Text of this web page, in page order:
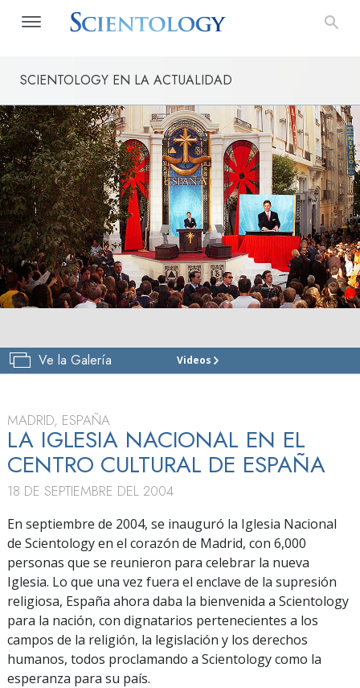
SCIENTOLOGY EN LA ACTUALIDAD
Ve la Galería Videos
IGLESIA
VISITAR
MADRID, ESPAÑA
LA IGLESIA NACIONAL EN EL
CENTRO CULTURAL DE ESPAÑA
18 DE SEPTIEMBRE DEL 2004
En septiembre de 2004, se inauguró la Iglesia Nacional
de Scientology en el corazón de Madrid, con 6,000
personas que se reunieron para celebrar la nueva
Iglesia. Lo que una vez fuera el enclave de la supresión
religiosa, España ahora daba la bienvenida a Scientology
para la nación, con dignatarios pertenecientes a los
campos de la religión, la legislación y los derechos
humanos, todos proclamando a Scientology como la
esperanza para su país.